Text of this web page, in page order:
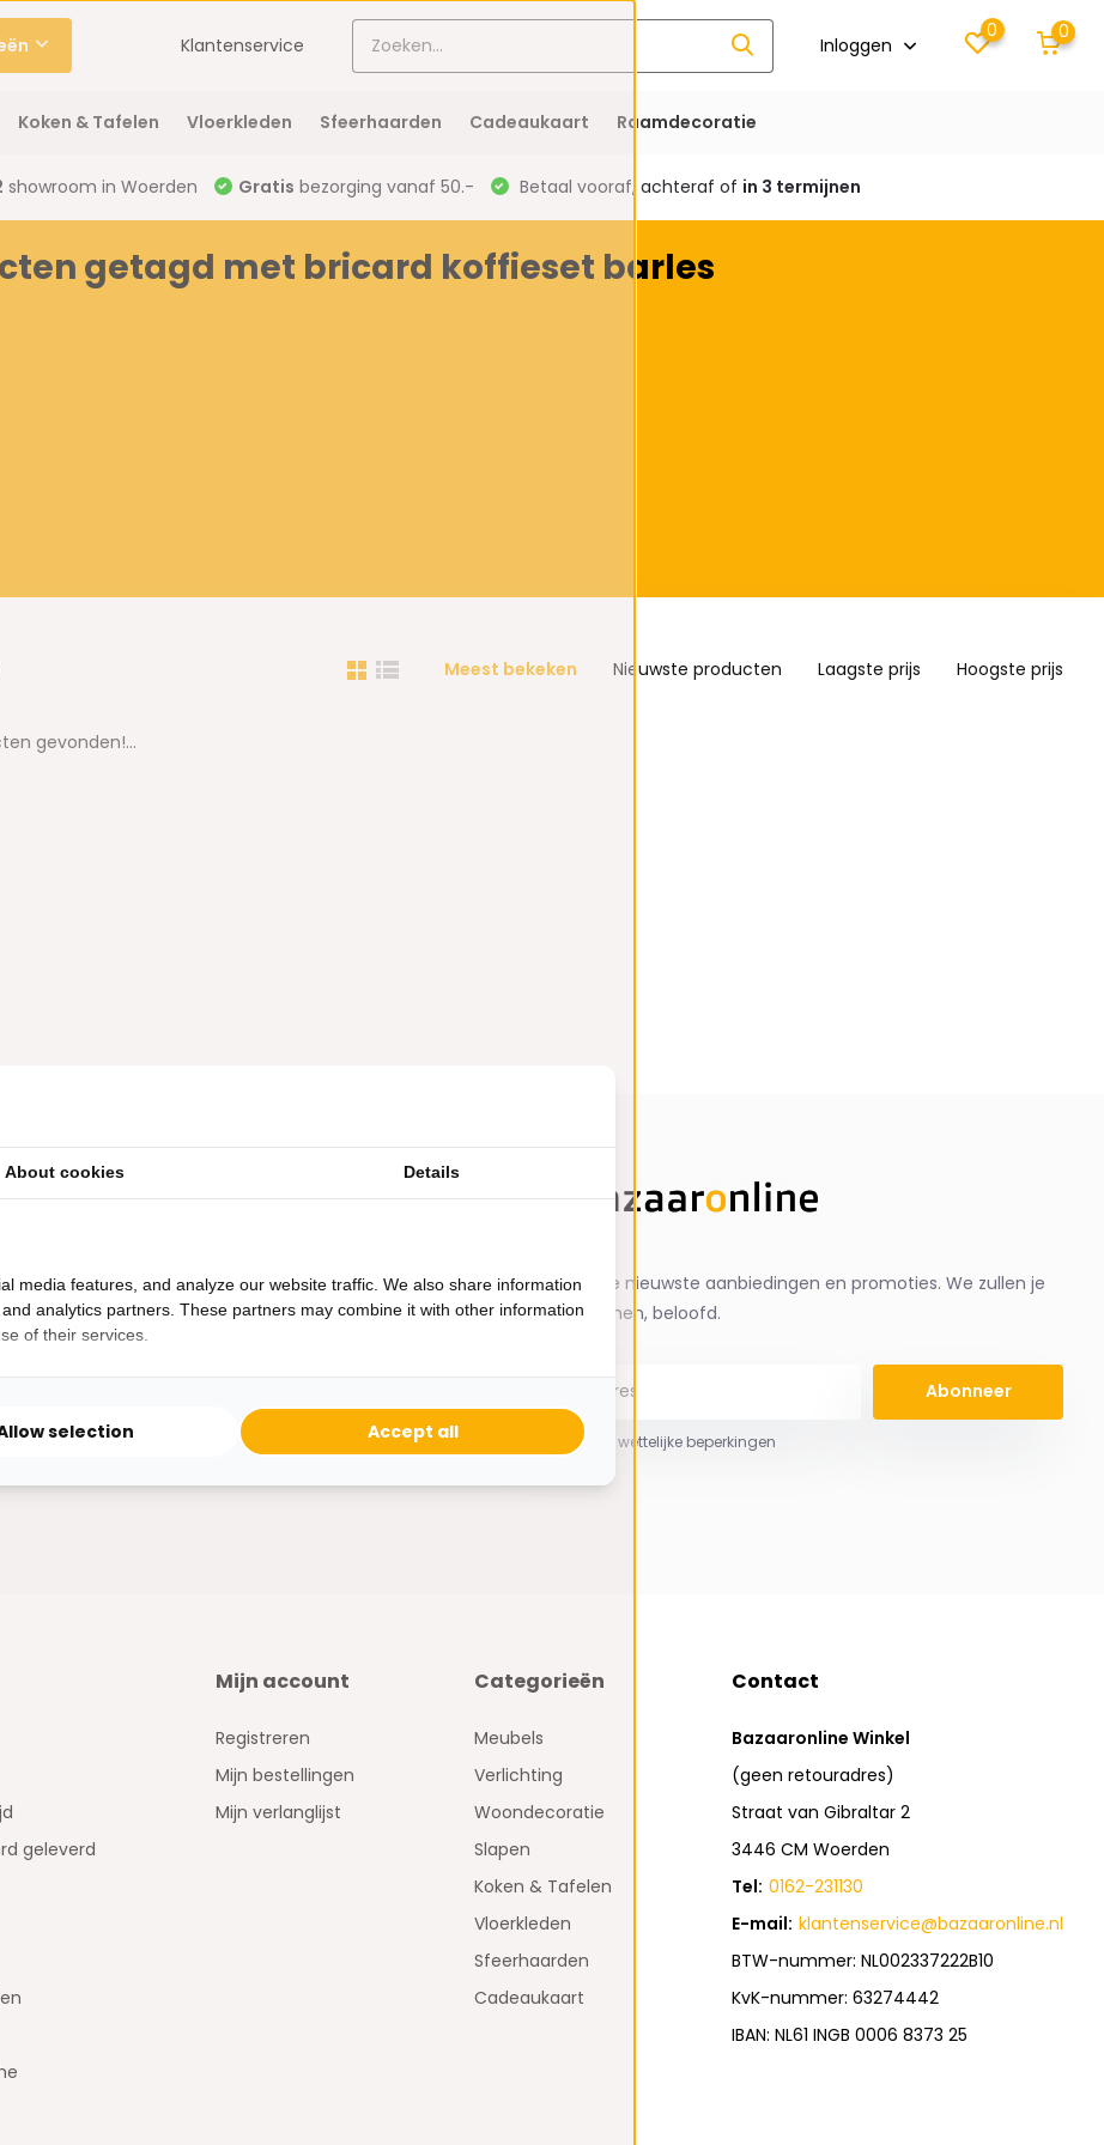
Klantenservice Inloggen
0 0
Koken & Tafelen Vloerkleden Sfeerhaarden Cadeaukaart Raamdecoratie
showroom in Woerden Gratis bezorging vanaf 50.- Betaal vooraf, achteraf of in 3 termijnen
getagd met bricard koffieset barles
Meest bekeken Nieuwste producten Laagste prijs Hoogste prijs
gevonden!...
Heb je een vraag?
Bereikbaar van ma - vr 10:00 tot 17:00
0162-231130
klantenservice@bazaaronline.nl
Ontvang de nieuwste aanbiedingen en promoties. We zullen je
niet spammen, beloofd.
Abonneer
* Lees hier de wettelijke beperkingen
geleverd
Mijn account
Registreren
Mijn bestellingen
Mijn verlanglijst
Categorieën
Meubels
Verlichting
Woondecoratie
Slapen
Koken & Tafelen
Vloerkleden
Sfeerhaarden
Cadeaukaart
Contact
Bazaaronline Winkel
(geen retouradres)
Straat van Gibraltar 2
3446 CM Woerden
Tel: 0162-231130
E-mail: klantenservice@bazaaronline.nl
BTW-nummer: NL002337222B10
KvK-nummer: 63274442
IBAN: NL61 INGB 0006 8373 25
About cookies Details
media features, and analyze our website traffic. We also share information
analytics partners. These partners may combine it with other information
of their services.
selection Accept all